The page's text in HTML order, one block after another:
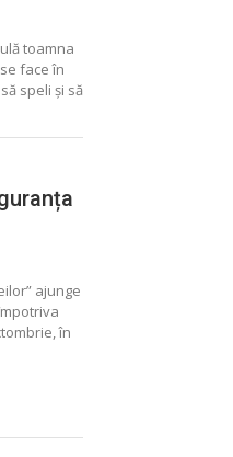
toamna
face în
speli și să
ajunge
în